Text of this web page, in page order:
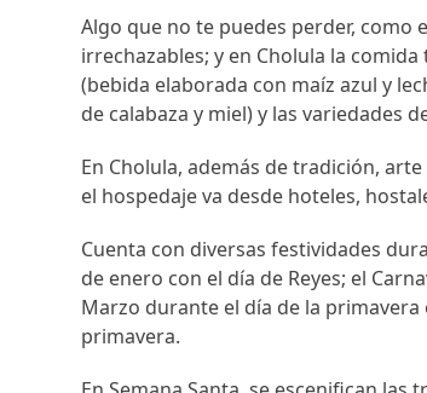
Algo que no te puedes perder, como
irrechazables; y en Cholula la
(bebida elaborada con maíz azul y
de calabaza y miel) y las variedades
En Cholula, además de tradición,
el hospedaje va desde hoteles,
Cuenta con diversas festividades
de enero con el día de Reyes; el
Marzo durante el día de la
primavera.